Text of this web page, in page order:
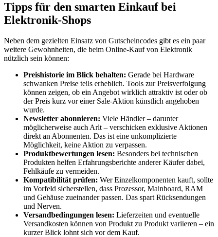
Tipps für den smarten Einkauf bei
Elektronik-Shops
Neben dem gezielten Einsatz von Gutscheincodes gibt es ein paar
weitere Gewohnheiten, die beim Online-Kauf von Elektronik
nützlich sein können:
Preishistorie im Blick behalten: Gerade bei Hardware
schwanken Preise teils erheblich. Tools zur Preisverfolgung
können zeigen, ob ein Angebot wirklich attraktiv ist oder ob
der Preis kurz vor einer Sale-Aktion künstlich angehoben
wurde.
Newsletter abonnieren: Viele Händler – darunter
möglicherweise auch Arlt – verschicken exklusive Aktionen
direkt an Abonnenten. Das ist eine unkomplizierte
Möglichkeit, keine Aktion zu verpassen.
Produktbewertungen lesen: Besonders bei technischen
Produkten helfen Erfahrungsberichte anderer Käufer dabei,
Fehlkäufe zu vermeiden.
Kompatibilität prüfen: Wer Einzelkomponenten kauft, sollte
im Vorfeld sicherstellen, dass Prozessor, Mainboard, RAM
und Gehäuse zueinander passen. Das spart Rücksendungen
und Nerven.
Versandbedingungen lesen: Lieferzeiten und eventuelle
Versandkosten können von Produkt zu Produkt variieren – ein
kurzer Blick lohnt sich vor dem Kauf.